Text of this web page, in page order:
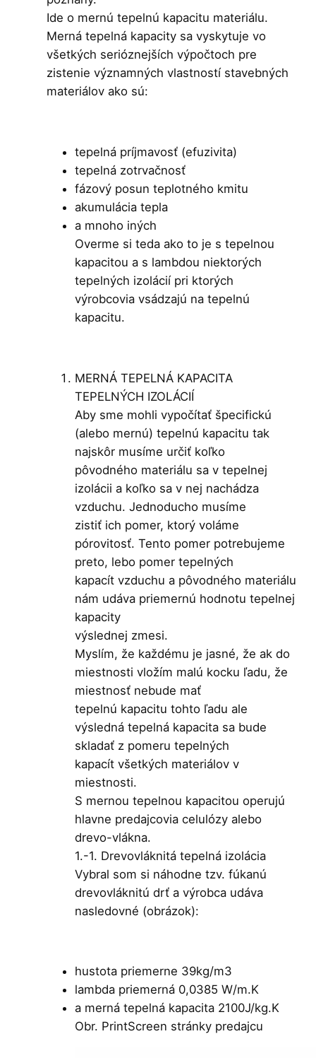
Ide o mernú tepelnú kapacitu materiálu.
Merná tepelná kapacity sa vyskytuje vo
všetkých serióznejších výpočtoch pre
zistenie významných vlastností stavebných
materiálov ako sú:
tepelná príjmavosť (efuzivita)
tepelná zotrvačnosť
fázový posun teplotného kmitu
akumulácia tepla
a mnoho iných
Overme si teda ako to je s tepelnou
kapacitou a s lambdou niektorých
tepelných izolácií pri ktorých
výrobcovia vsádzajú na tepelnú
kapacitu.
MERNÁ TEPELNÁ KAPACITA
TEPELNÝCH IZOLÁCIÍ
Aby sme mohli vypočítať špecifickú
(alebo mernú) tepelnú kapacitu tak
najskôr musíme určiť koľko
pôvodného materiálu sa v tepelnej
izolácii a koľko sa v nej nachádza
vzduchu. Jednoducho musíme
zistiť ich pomer, ktorý voláme
pórovitosť. Tento pomer potrebujeme
preto, lebo pomer tepelných
kapacít vzduchu a pôvodného materiálu
nám udáva priemernú hodnotu tepelnej
kapacity
výslednej zmesi.
Myslím, že každému je jasné, že ak do
miestnosti vložím malú kocku ľadu, že
miestnosť nebude mať
tepelnú kapacitu tohto ľadu ale
výsledná tepelná kapacita sa bude
skladať z pomeru tepelných
kapacít všetkých materiálov v
miestnosti.
S mernou tepelnou kapacitou operujú
hlavne predajcovia celulózy alebo
drevo-vlákna.
1.-1. Drevovláknitá tepelná izolácia
Vybral som si náhodne tzv. fúkanú
drevovláknitú drť a výrobca udáva
nasledovné (obrázok):
hustota priemerne 39kg/m3
lambda priemerná 0,0385 W/m.K
a merná tepelná kapacita 2100J/kg.K
Obr. PrintScreen stránky predajcu